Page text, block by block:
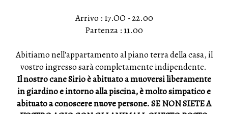
Arrivo : 17.OO - 22.00
Partenza : 11.00
Abitiamo nell'appartamento al piano terra della casa, il
vostro ingresso sarà completamente indipendente.
Il nostro cane Sirio è abituato a muoversi liberamente
in giardino e intorno alla piscina, è molto simpatico e
abituato a conoscere nuove persone. SE NON SIETE A